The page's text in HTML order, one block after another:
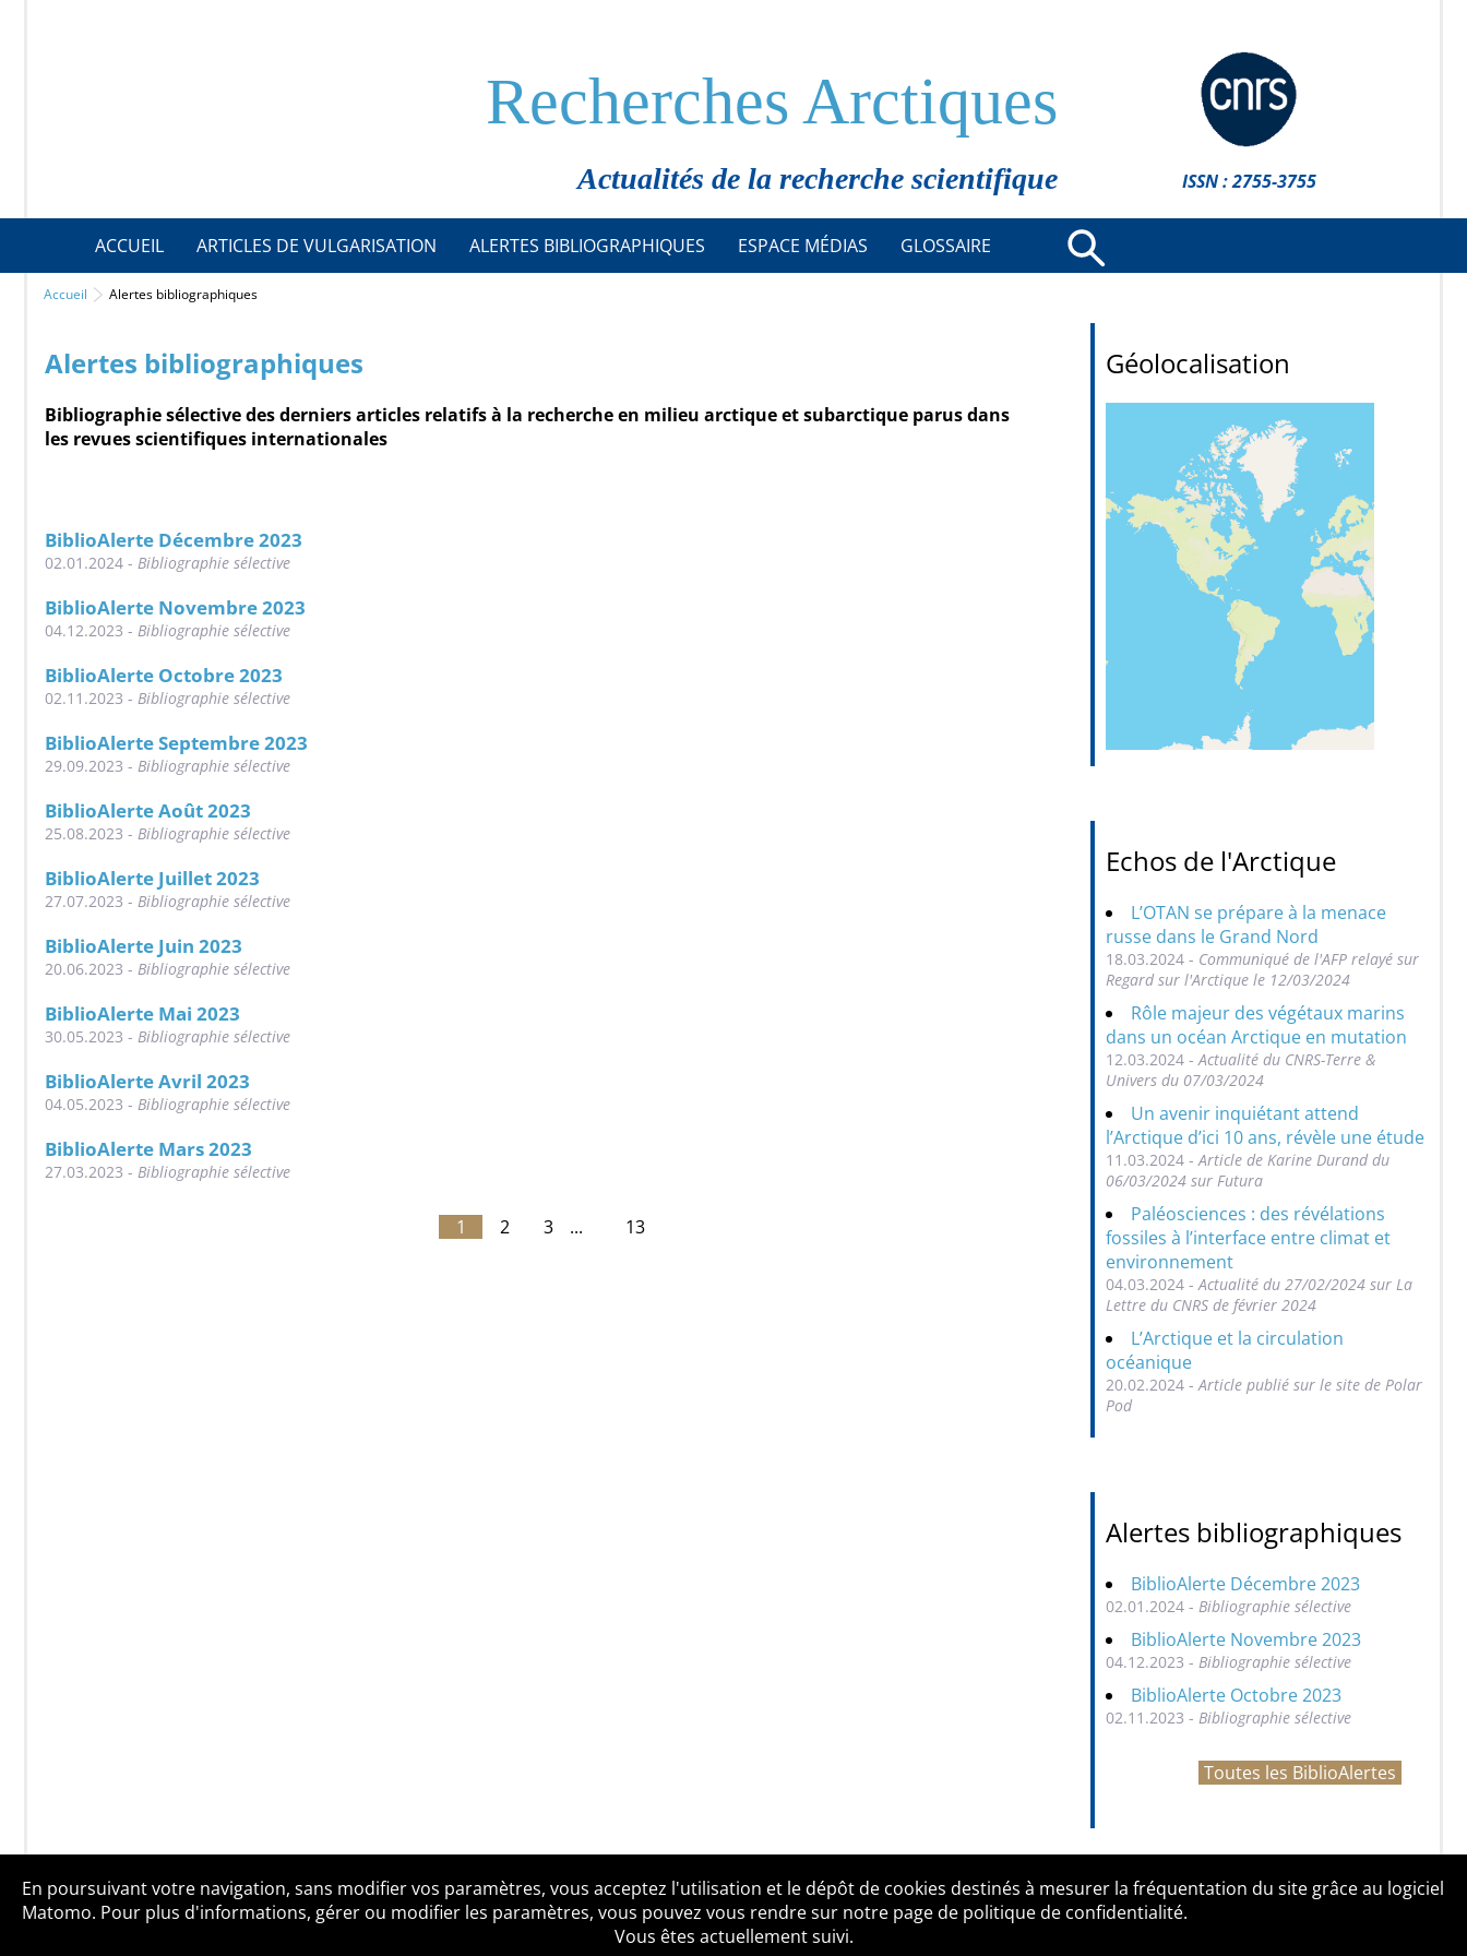
Recherches Arctiques
Actualités de la recherche scientifique ISSN : 2755-3755
ACCUEIL ARTICLES DE VULGARISATION ALERTES BIBLIOGRAPHIQUES ESPACE MÉDIAS GLOSSAIRE
Accueil Alertes bibliographiques
Alertes bibliographiques
Bibliographie sélective des derniers articles relatifs à la recherche en milieu arctique et subarctique parus dans
les revues scientifiques internationales
BiblioAlerte Décembre 2023
02.01.2024 - Bibliographie sélective
BiblioAlerte Novembre 2023
04.12.2023 - Bibliographie sélective
BiblioAlerte Octobre 2023
02.11.2023 - Bibliographie sélective
BiblioAlerte Septembre 2023
29.09.2023 - Bibliographie sélective
BiblioAlerte Août 2023
25.08.2023 - Bibliographie sélective
BiblioAlerte Juillet 2023
27.07.2023 - Bibliographie sélective
BiblioAlerte Juin 2023
20.06.2023 - Bibliographie sélective
BiblioAlerte Mai 2023
30.05.2023 - Bibliographie sélective
BiblioAlerte Avril 2023
04.05.2023 - Bibliographie sélective
BiblioAlerte Mars 2023
27.03.2023 - Bibliographie sélective
1 2 3 ... 13
Géolocalisation
Echos de l'Arctique
L’OTAN se prépare à la menace
russe dans le Grand Nord
18.03.2024 - Communiqué de l'AFP relayé sur
Regard sur l'Arctique le 12/03/2024
Rôle majeur des végétaux marins
dans un océan Arctique en mutation
12.03.2024 - Actualité du CNRS-Terre &
Univers du 07/03/2024
Un avenir inquiétant attend
l’Arctique d’ici 10 ans, révèle une étude
11.03.2024 - Article de Karine Durand du
06/03/2024 sur Futura
Paléosciences : des révélations
fossiles à l’interface entre climat et
environnement
04.03.2024 - Actualité du 27/02/2024 sur La
Lettre du CNRS de février 2024
L’Arctique et la circulation
océanique
20.02.2024 - Article publié sur le site de Polar
Pod
Alertes bibliographiques
BiblioAlerte Décembre 2023
02.01.2024 - Bibliographie sélective
BiblioAlerte Novembre 2023
04.12.2023 - Bibliographie sélective
BiblioAlerte Octobre 2023
02.11.2023 - Bibliographie sélective
Toutes les BiblioAlertes
Qui sommes-nous ? Mentions légales Accessibilité Politique de confidentialité Contact
En poursuivant votre navigation, sans modifier vos paramètres, vous acceptez l'utilisation et le dépôt de cookies destinés à mesurer la fréquentation du site grâce au logiciel
Matomo. Pour plus d'informations, gérer ou modifier les paramètres, vous pouvez vous rendre sur notre page de politique de confidentialité.
Vous êtes actuellement suivi.